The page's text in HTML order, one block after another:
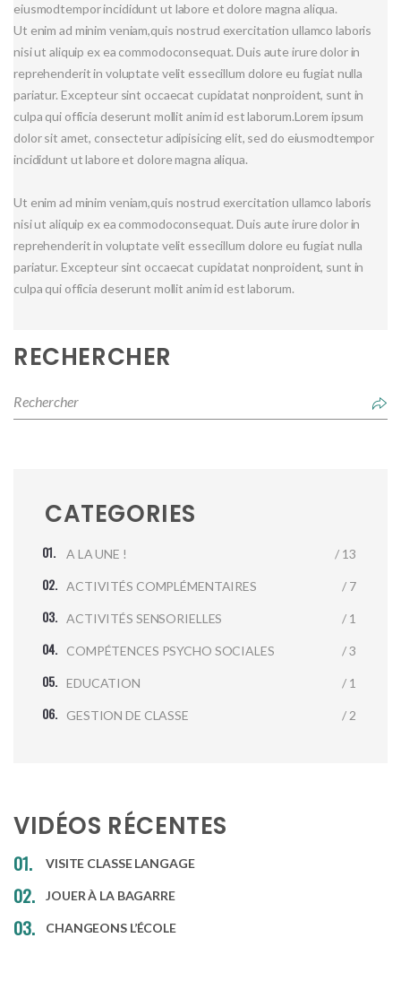
eiusmodtempor incididunt ut labore et dolore magna aliqua.
Ut enim ad minim veniam,quis nostrud exercitation ullamco laboris
nisi ut aliquip ex ea commodoconsequat. Duis aute irure dolor in
reprehenderit in voluptate velit essecillum dolore eu fugiat nulla
pariatur. Excepteur sint occaecat cupidatat nonproident, sunt in
culpa qui officia deserunt mollit anim id est laborum.Lorem ipsum
dolor sit amet, consectetur adipisicing elit, sed do eiusmodtempor
incididunt ut labore et dolore magna aliqua.
Ut enim ad minim veniam,quis nostrud exercitation ullamco laboris
nisi ut aliquip ex ea commodoconsequat. Duis aute irure dolor in
reprehenderit in voluptate velit essecillum dolore eu fugiat nulla
pariatur. Excepteur sint occaecat cupidatat nonproident, sunt in
culpa qui officia deserunt mollit anim id est laborum.
RECHERCHER
CATEGORIES
A LA UNE ! / 13
ACTIVITÉS COMPLÉMENTAIRES / 7
ACTIVITÉS SENSORIELLES / 1
COMPÉTENCES PSYCHO SOCIALES / 3
EDUCATION / 1
GESTION DE CLASSE / 2
VIDÉOS RÉCENTES
VISITE CLASSE LANGAGE
JOUER À LA BAGARRE
CHANGEONS L’ÉCOLE